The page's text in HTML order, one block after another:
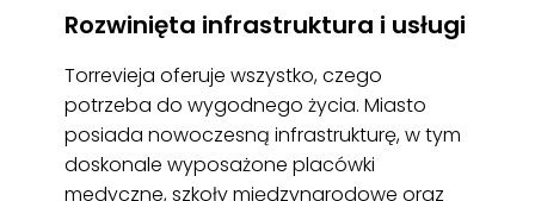
Rozwinięta infrastruktura i usługi
Torrevieja oferuje wszystko, czego
potrzeba do wygodnego życia. Miasto
posiada nowoczesną infrastrukturę, w tym
doskonale wyposażone placówki
medyczne, szkoły międzynarodowe oraz